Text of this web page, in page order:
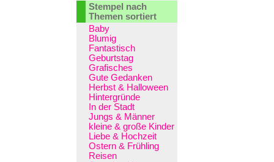
Stempel nach
Themen sortiert
Baby
Blumig
Fantastisch
Geburtstag
Grafisches
Gute Gedanken
Herbst & Halloween
Hintergründe
In der Stadt
Jungs & Männer
kleine & große Kinder
Liebe & Hochzeit
Ostern & Frühling
Reisen